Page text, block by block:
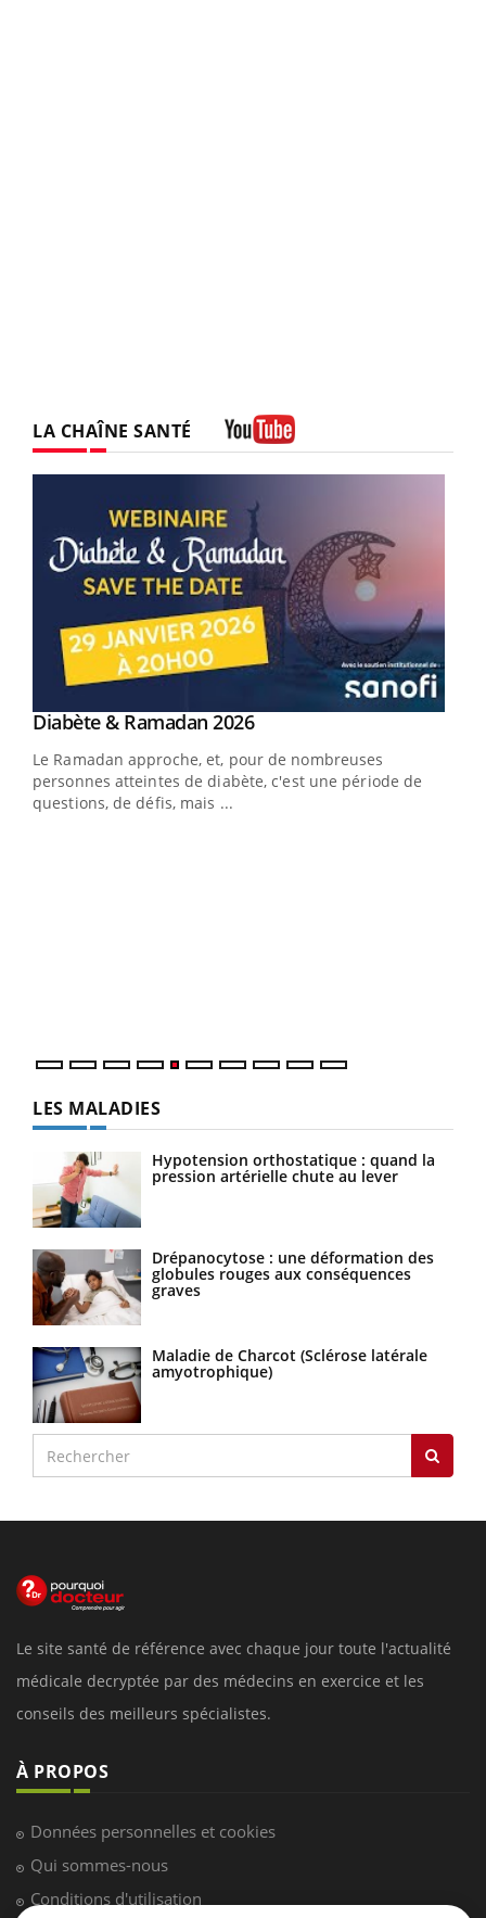
LA CHAÎNE SANTÉ
Youtube
Diabète & Ramadan 2026Youtube
Le Ramadan approche, et, pour de nombreuses
personnes atteintes de diabète, c'est une période de
questions, de défis, mais ...
LES MALADIES
Hypotension orthostatique : quand la
pression artérielle chute au lever
Drépanocytose : une déformation des
globules rouges aux conséquences
graves
Maladie de Charcot (Sclérose latérale
amyotrophique)
Le site santé de référence avec chaque jour toute l'actualité
médicale decryptée par des médecins en exercice et les
conseils des meilleurs spécialistes.
À PROPOS
Données personnelles et cookies
Qui sommes-nous
Conditions d'utilisation